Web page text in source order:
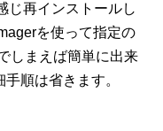
じ再インストールし
を使って指定の
しまえば簡単に出来
順は省きます。